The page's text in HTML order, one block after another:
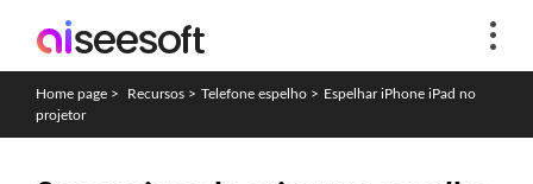
Home page > Recursos > Telefone espelho > Espelhar iPhone iPad no
projetor